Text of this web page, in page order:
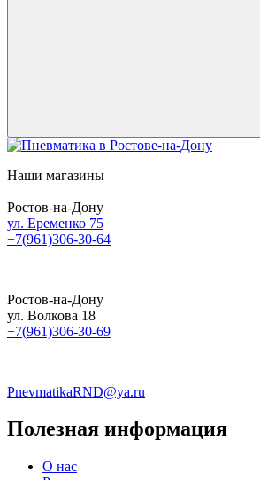
Наши магазины
Ростов-на-Дону
ул. Еременко 75
+7(961)306-30-64
Ростов-на-Дону
ул. Волкова 18
+7(961)306-30-69
PnevmatikaRND@ya.ru
Полезная информация
О нас